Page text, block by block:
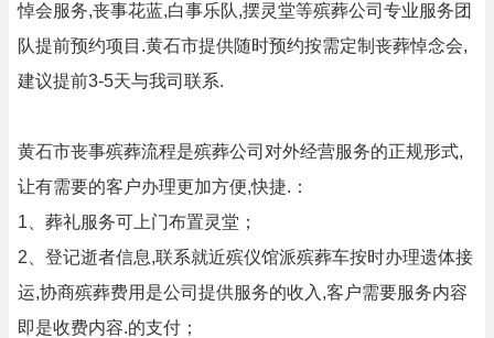
悼会服务,丧事花蓝,白事乐队,摆灵堂等殡葬公司专业服务团
队提前预约项目.黄石市提供随时预约按需定制丧葬悼念会,
建议提前3-5天与我司联系.
黄石市丧事殡葬流程是殡葬公司对外经营服务的正规形式,
让有需要的客户办理更加方便,快捷.：
1、葬礼服务可上门布置灵堂；
2、登记逝者信息,联系就近殡仪馆派殡葬车按时办理遗体接
运,协商殡葬费用是公司提供服务的收入,客户需要服务内容
即是收费内容.的支付；